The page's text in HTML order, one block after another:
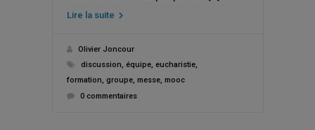
Lire la suite
Olivier Joncour
discussion, équipe, eucharistie,
formation, groupe, messe, mooc
0 commentaires